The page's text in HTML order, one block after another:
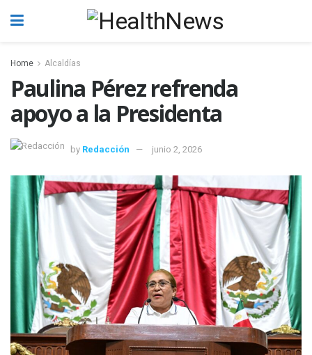
Home Alcaldías
Paulina Pérez refrenda
apoyo a la Presidenta
by Redacción junio 2, 2026